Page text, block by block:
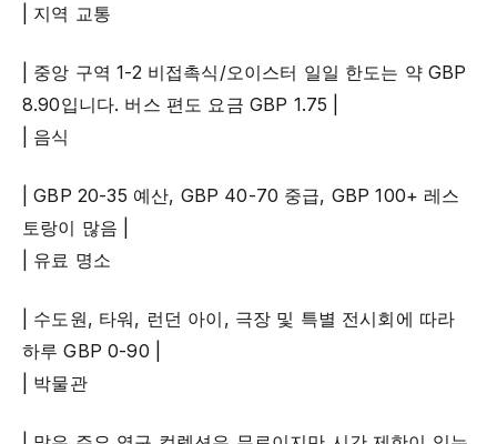
| 지역 교통
| 중앙 구역 1-2 비접촉식/오이스터 일일 한도는 약 GBP
8.90입니다. 버스 편도 요금 GBP 1.75 |
| 음식
| GBP 20-35 예산, GBP 40-70 중급, GBP 100+ 레스
토랑이 많음 |
| 유료 명소
| 수도원, 타워, 런던 아이, 극장 및 특별 전시회에 따라
하루 GBP 0-90 |
| 박물관